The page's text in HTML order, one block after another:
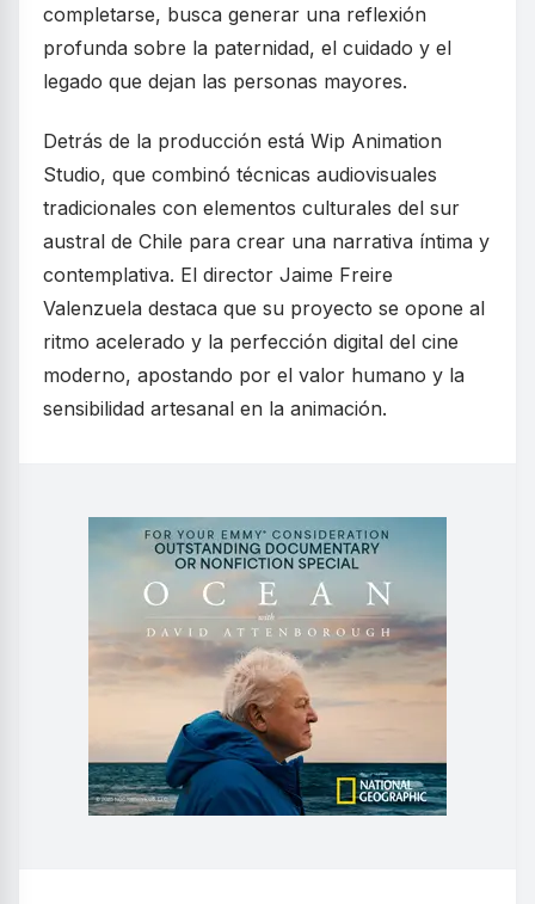
completarse, busca generar una reflexión
profunda sobre la paternidad, el cuidado y el
legado que dejan las personas mayores.
Detrás de la producción está Wip Animation
Studio, que combinó técnicas audiovisuales
tradicionales con elementos culturales del sur
austral de Chile para crear una narrativa íntima y
contemplativa. El director Jaime Freire
Valenzuela destaca que su proyecto se opone al
ritmo acelerado y la perfección digital del cine
moderno, apostando por el valor humano y la
sensibilidad artesanal en la animación.